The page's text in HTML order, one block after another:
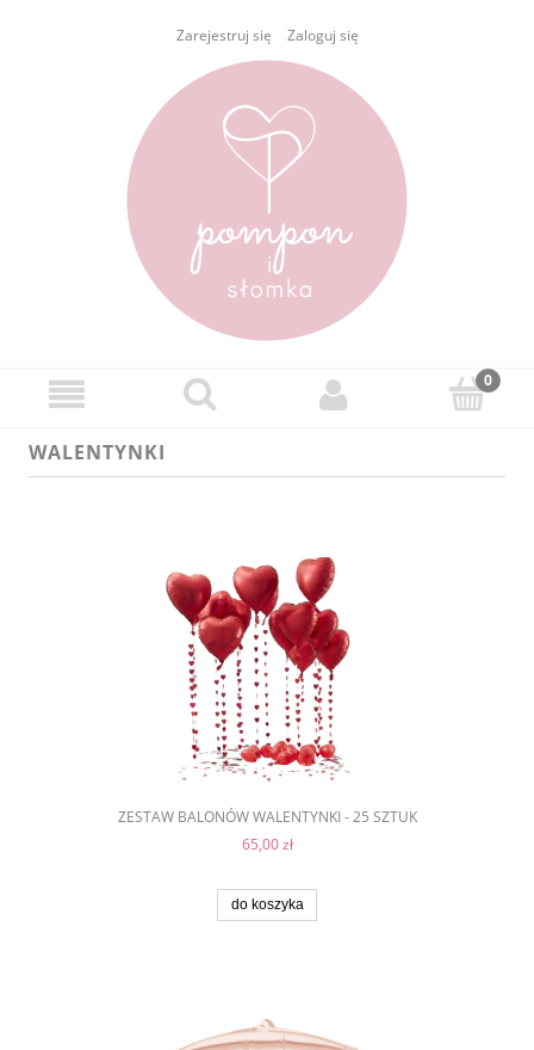
Zarejestruj się Zaloguj się
WALENTYNKI
ZESTAW BALONÓW WALENTYNKI - 25 SZTUK
65,00 zł
do koszyka